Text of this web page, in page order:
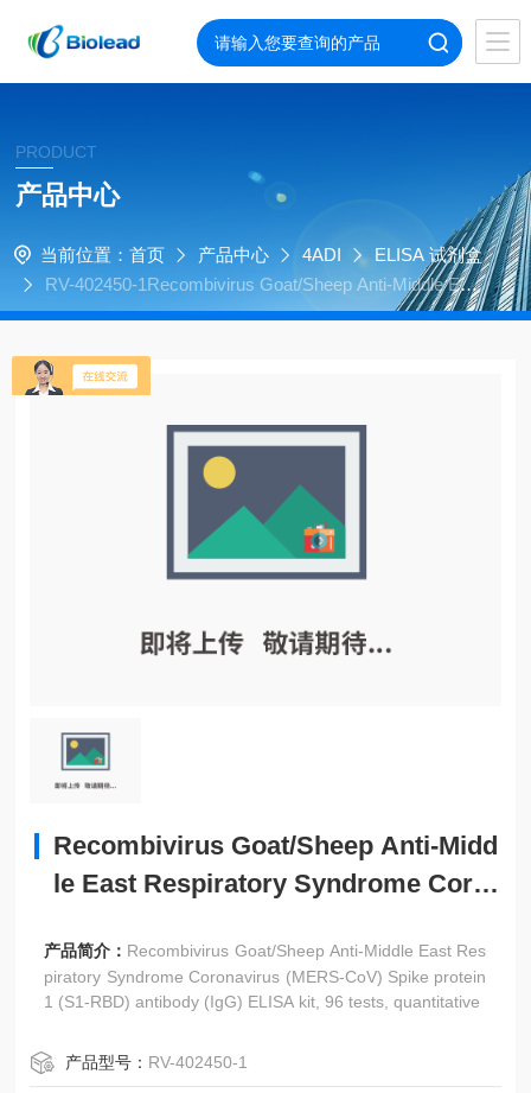
PRODUCT
产品中心
当前位置： 首页 产品中心 4ADI
ELISA 试剂盒
RV-402450-1Recombivirus Goat/Sheep Anti-Middle East
Respiratory Syndrome Coronavirus (MERS-CoV) Spike prot
Recombivirus Goat/Sheep Anti-Midd
le East Respiratory Syndrome Coro
产品简介： Recombivirus Goat/Sheep Anti-Middle East Res
piratory Syndrome Coronavirus (MERS-CoV) Spike protein
1 (S1-RBD) antibody (IgG) ELISA kit, 96 tests, quantitative
产品型号： RV-402450-1